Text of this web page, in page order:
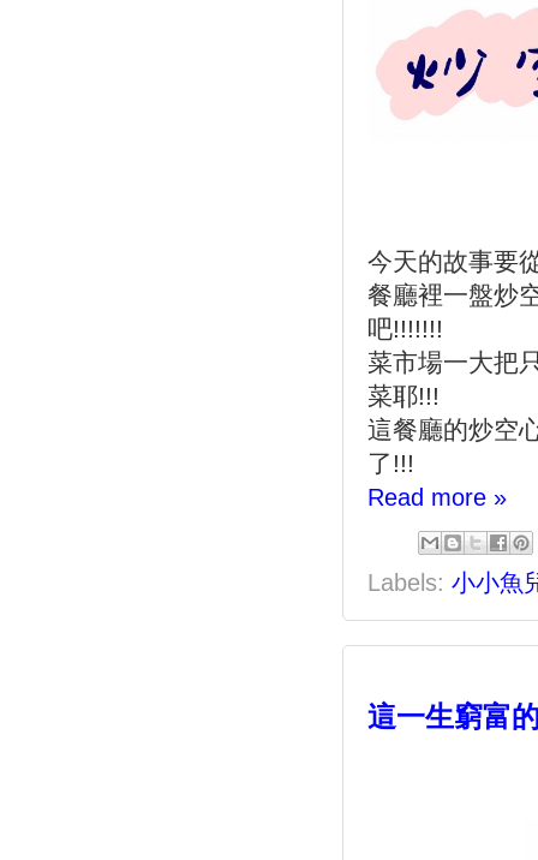
今天的故事要
餐廳裡一盤炒
吧!!!!!!!
菜市場一大把
菜耶!!!
這餐廳的炒空
了!!!
Read more »
Labels: 小小魚
這一生窮富